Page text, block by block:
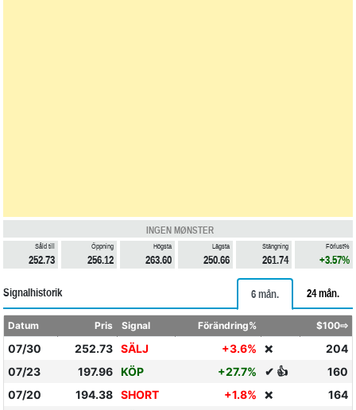
INGEN MØNSTER
Såld till
252.73
Öppning
256.12
Högsta
263.60
Lägsta
250.66
Stängning
261.74
Förlust%
+3.57%
Signalhistorik 6 mån. 24 mån.
Datum Pris Signal Förändring% $100⇨
07/30 252.73 SÄLJ +3.6% ❌
204
07/23
197.96 KÖP +27.7% ✔ 👍
160
07/20
194.38 SHORT +1.8% ❌
164